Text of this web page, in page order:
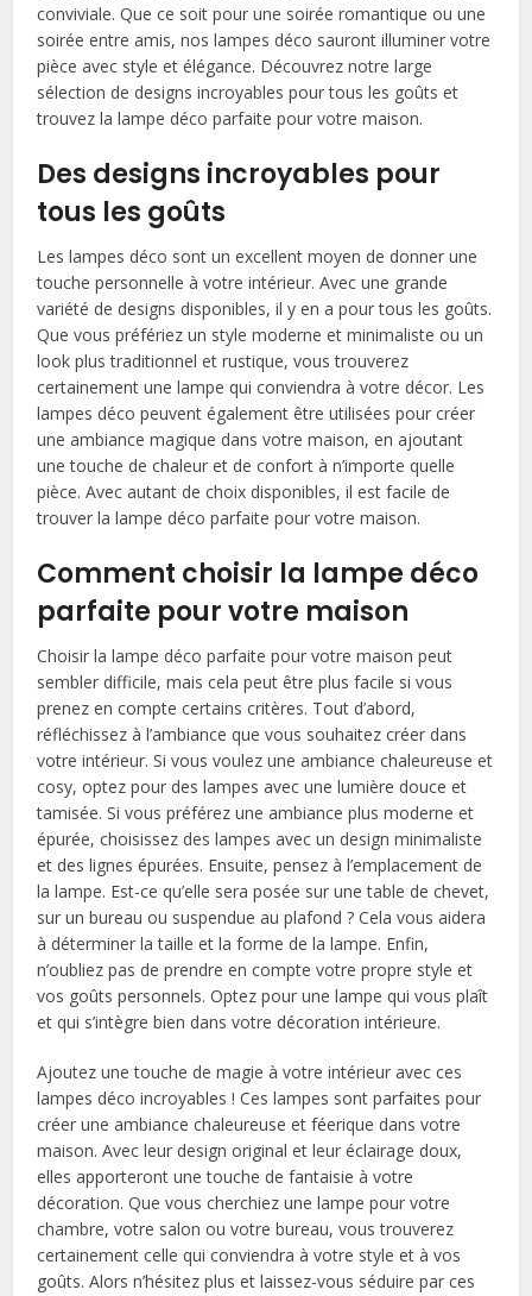
conviviale. Que ce soit pour une soirée romantique ou une
soirée entre amis, nos lampes déco sauront illuminer votre
pièce avec style et élégance. Découvrez notre large
sélection de designs incroyables pour tous les goûts et
trouvez la lampe déco parfaite pour votre maison.
Des designs incroyables pour
tous les goûts
Les lampes déco sont un excellent moyen de donner une
touche personnelle à votre intérieur. Avec une grande
variété de designs disponibles, il y en a pour tous les goûts.
Que vous préfériez un style moderne et minimaliste ou un
look plus traditionnel et rustique, vous trouverez
certainement une lampe qui conviendra à votre décor. Les
lampes déco peuvent également être utilisées pour créer
une ambiance magique dans votre maison, en ajoutant
une touche de chaleur et de confort à n’importe quelle
pièce. Avec autant de choix disponibles, il est facile de
trouver la lampe déco parfaite pour votre maison.
Comment choisir la lampe déco
parfaite pour votre maison
Choisir la lampe déco parfaite pour votre maison peut
sembler difficile, mais cela peut être plus facile si vous
prenez en compte certains critères. Tout d’abord,
réfléchissez à l’ambiance que vous souhaitez créer dans
votre intérieur. Si vous voulez une ambiance chaleureuse et
cosy, optez pour des lampes avec une lumière douce et
tamisée. Si vous préférez une ambiance plus moderne et
épurée, choisissez des lampes avec un design minimaliste
et des lignes épurées. Ensuite, pensez à l’emplacement de
la lampe. Est-ce qu’elle sera posée sur une table de chevet,
sur un bureau ou suspendue au plafond ? Cela vous aidera
à déterminer la taille et la forme de la lampe. Enfin,
n’oubliez pas de prendre en compte votre propre style et
vos goûts personnels. Optez pour une lampe qui vous plaît
et qui s’intègre bien dans votre décoration intérieure.
Ajoutez une touche de magie à votre intérieur avec ces
lampes déco incroyables ! Ces lampes sont parfaites pour
créer une ambiance chaleureuse et féerique dans votre
maison. Avec leur design original et leur éclairage doux,
elles apporteront une touche de fantaisie à votre
décoration. Que vous cherchiez une lampe pour votre
chambre, votre salon ou votre bureau, vous trouverez
certainement celle qui conviendra à votre style et à vos
goûts. Alors n’hésitez plus et laissez-vous séduire par ces